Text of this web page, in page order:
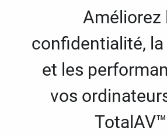
Améliorez
confidentialité,
et les
vos
TotalAV™